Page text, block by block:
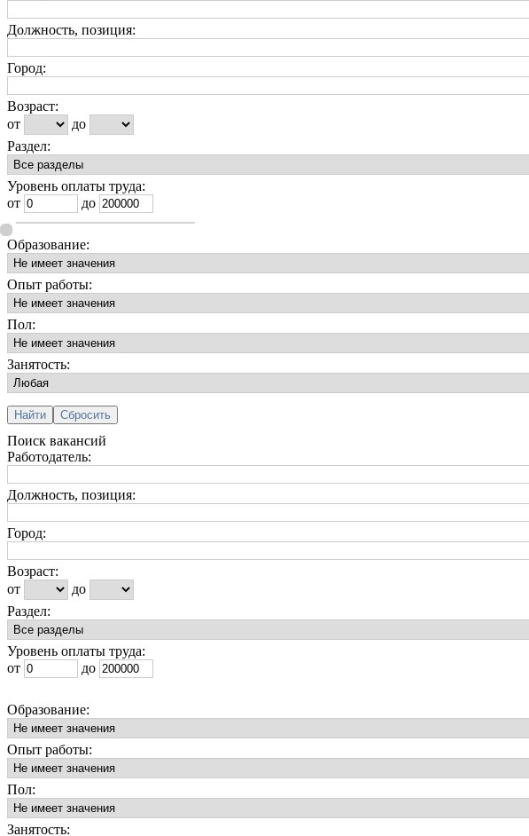
Должность, позиция:
Город:
Возраст:
от
до
Раздел:
Уровень оплаты труда:
от
до
Образование:
Опыт работы:
Пол:
Занятость:
Поиск вакансий
Работодатель:
Должность, позиция:
Город:
Возраст:
от
до
Раздел:
Уровень оплаты труда:
от
до
Образование:
Опыт работы:
Пол:
Занятость: